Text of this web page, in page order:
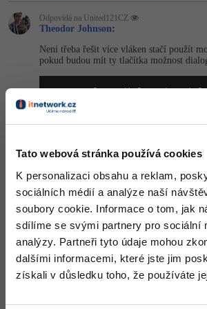
Tato webová stránka používá cookies
K personalizaci obsahu a reklam,
sociálních médií a analýze naší
soubory cookie. Informace o tom, jak
sdílíme se svými partnery pro sociální
analýzy. Partneři tyto údaje mohou
dalšími informacemi, které jste jim
získali v důsledku toho, že používáte
Marketing
WordPress
SEO
UX
Kryptoměny
Copywriting -30%
MS Office -80%
Google Dokumenty
Time management
Adobe Illustrator
Adobe Lightroom -30%
Adobe XD -15%
Adobe InDesign
Blender -80%
Inkscape
Fotografování -80%
Video
Pro firmy
Odpovídá na United121CZ
Theodor Johnson:
Není třeba řešit více vláken stačí použít
pokud budou mít ty tlačítka možnost
var result =
            {
Nahoru Odpovědět
Odpovídá na Theodor Johnson
United121CZ:
Napsal jsem tohle